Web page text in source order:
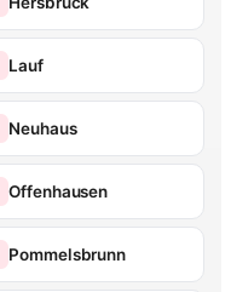
Lauf
Neuhaus
Offenhausen
Pommelsbrunn